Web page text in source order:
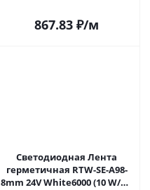
867.83 ₽/м
Светодиодная Лента
герметичная RTW-SE-A98-
8mm 24V White6000 (10 W/m,